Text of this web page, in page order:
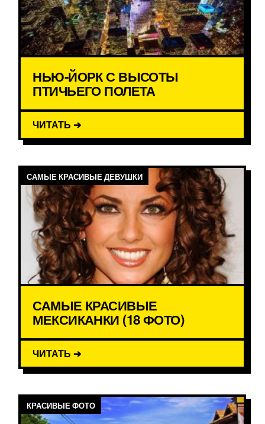
НЬЮ-ЙОРК С ВЫСОТЫ
ПТИЧЬЕГО ПОЛЕТА
ЧИТАТЬ ➔
САМЫЕ КРАСИВЫЕ ДЕВУШКИ
САМЫЕ КРАСИВЫЕ
МЕКСИКАНКИ (18 ФОТО)
ЧИТАТЬ ➔
КРАСИВЫЕ ФОТО